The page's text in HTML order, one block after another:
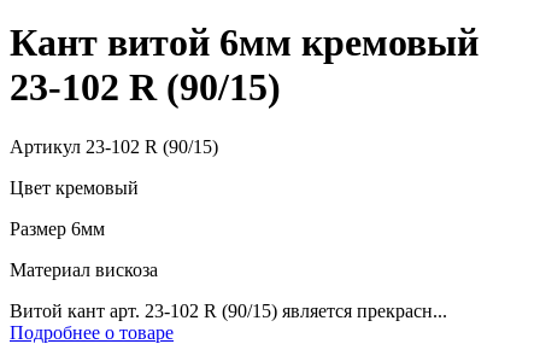
Кант витой 6мм кремовый
23-102 R (90/15)
Артикул 23-102 R (90/15)
Цвет кремовый
Размер 6мм
Материал вискоза
Витой кант арт. 23-102 R (90/15) является прекрасн...
Подробнее о товаре